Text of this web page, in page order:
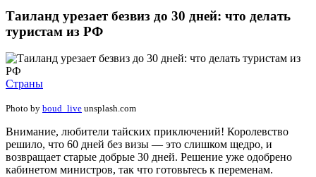
Таиланд урезает безвиз до 30 дней: что делать
туристам из РФ
Страны
Photo by boud_live unsplash.com
Внимание, любители тайских приключений! Королевство
решило, что 60 дней без визы — это слишком щедро, и
возвращает старые добрые 30 дней. Решение уже одобрено
кабинетом министров, так что готовьтесь к переменам.